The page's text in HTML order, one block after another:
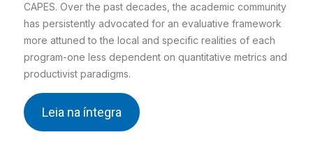
CAPES. Over the past decades, the academic community
has persistently advocated for an evaluative framework
more attuned to the local and specific realities of each
program-one less dependent on quantitative metrics and
productivist paradigms.
Leia na íntegra